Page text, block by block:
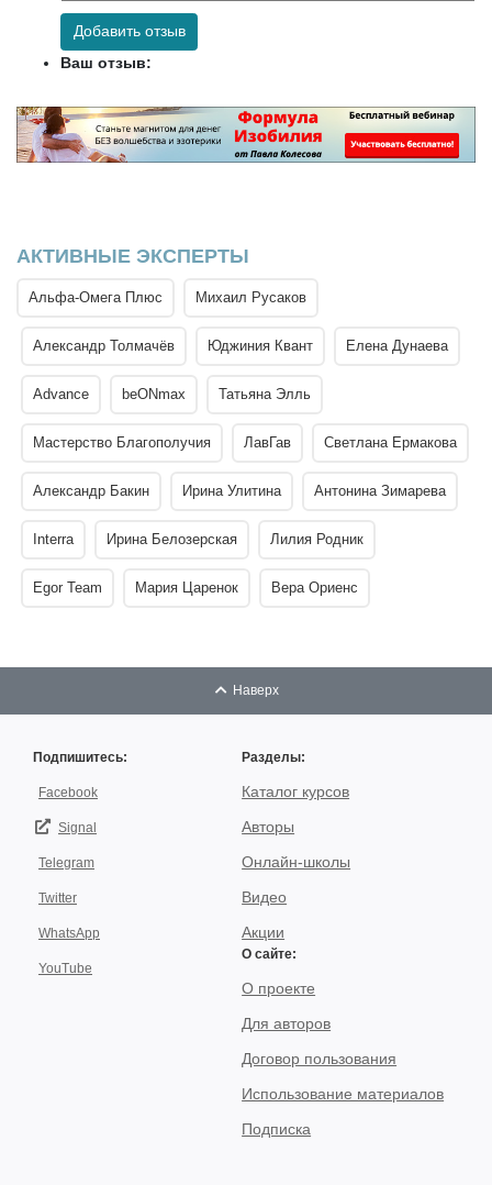
Добавить отзыв
Ваш отзыв:
АКТИВНЫЕ ЭКСПЕРТЫ
Альфа-Омега Плюс Михаил Русаков
Александр Толмачёв Юджиния Квант Елена Дунаева
Advance beONmax Татьяна Элль
Мастерство Благополучия ЛавГав Светлана Ермакова
Александр Бакин Ирина Улитина Антонина Зимарева
Interra Ирина Белозерская Лилия Родник
Egor Team Мария Царенок Вера Ориенс
Наверх
Подпишитесь:
Facebook
Signal
Telegram
Twitter
WhatsApp
YouTube
Разделы:
Каталог курсов
Авторы
Онлайн-школы
Видео
Акции
О сайте:
О проекте
Для авторов
Договор пользования
Использование материалов
Подписка